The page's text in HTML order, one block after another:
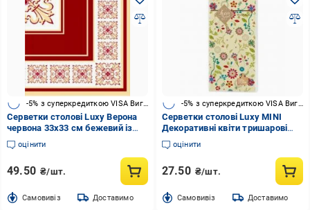
-5% з суперкредиткою VISA Вигода
Серветки столові Luxy Верона
червона 33х33 см бежевий із
коричневим 18 шт.
оцінити
49.50 ₴/шт.
Cамовивіз Доставимо
Серветки столові Luxy MINI
Декоративні квіти тришарові
33х33 см 10 шт.
оцінити
27.50 ₴/шт.
Cамовивіз Доставимо